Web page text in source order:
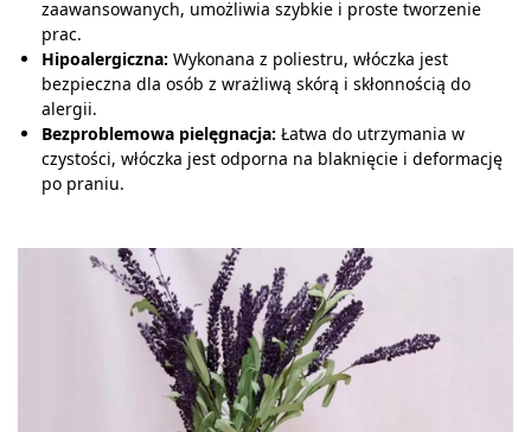
zaawansowanych, umożliwia szybkie i proste tworzenie
prac.
Hipoalergiczna: Wykonana z poliestru, włóczka jest
bezpieczna dla osób z wrażliwą skórą i skłonnością do
alergii.
Bezproblemowa pielęgnacja: Łatwa do utrzymania w
czystości, włóczka jest odporna na blaknięcie i deformację
po praniu.